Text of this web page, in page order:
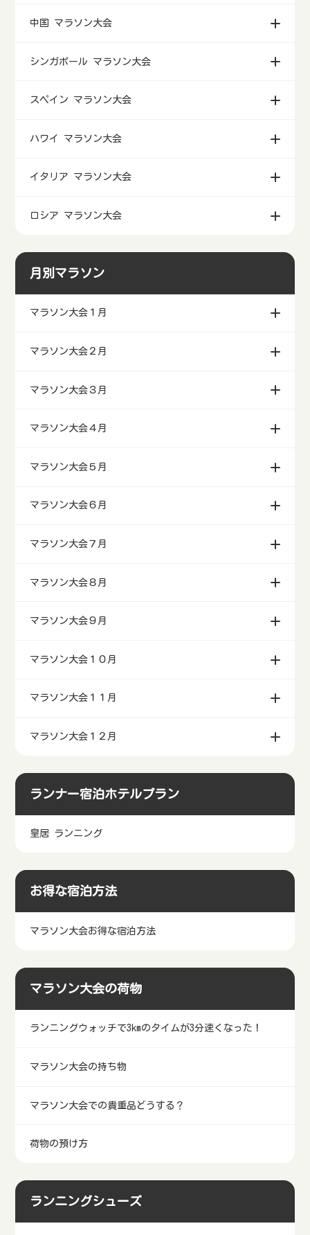
中国 マラソン大会
シンガポール マラソン大会
スペイン マラソン大会
ハワイ マラソン大会
イタリア マラソン大会
ロシア マラソン大会
月別マラソン
マラソン大会１月
マラソン大会２月
マラソン大会３月
マラソン大会４月
マラソン大会５月
マラソン大会６月
マラソン大会７月
マラソン大会８月
マラソン大会９月
マラソン大会１０月
マラソン大会１１月
マラソン大会１２月
ランナー宿泊ホテルプラン
皇居 ランニング
お得な宿泊方法
マラソン大会お得な宿泊方法
マラソン大会の荷物
ランニングウォッチで3kmのタイムが3分速くなった！
マラソン大会の持ち物
マラソン大会での貴重品どうする？
荷物の預け方
ランニングシューズ